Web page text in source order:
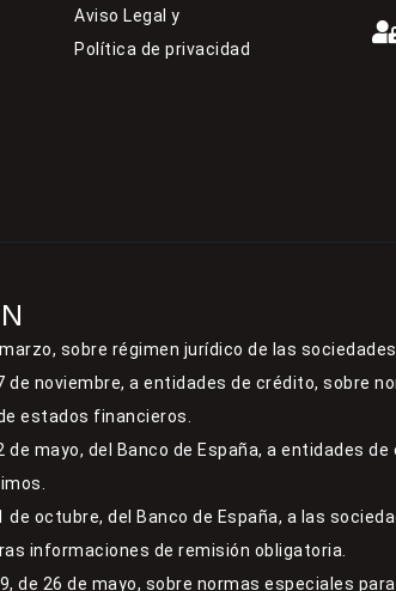
Aviso Legal y
Política de privacidad
sobre régimen jurídico de las
de noviembre, a entidades de crédito, sobre
estados financieros.
de mayo, del Banco de España, a entidades
de octubre, del Banco de España, a las
informaciones de remisión obligatoria.
de 26 de mayo, sobre normas especiales